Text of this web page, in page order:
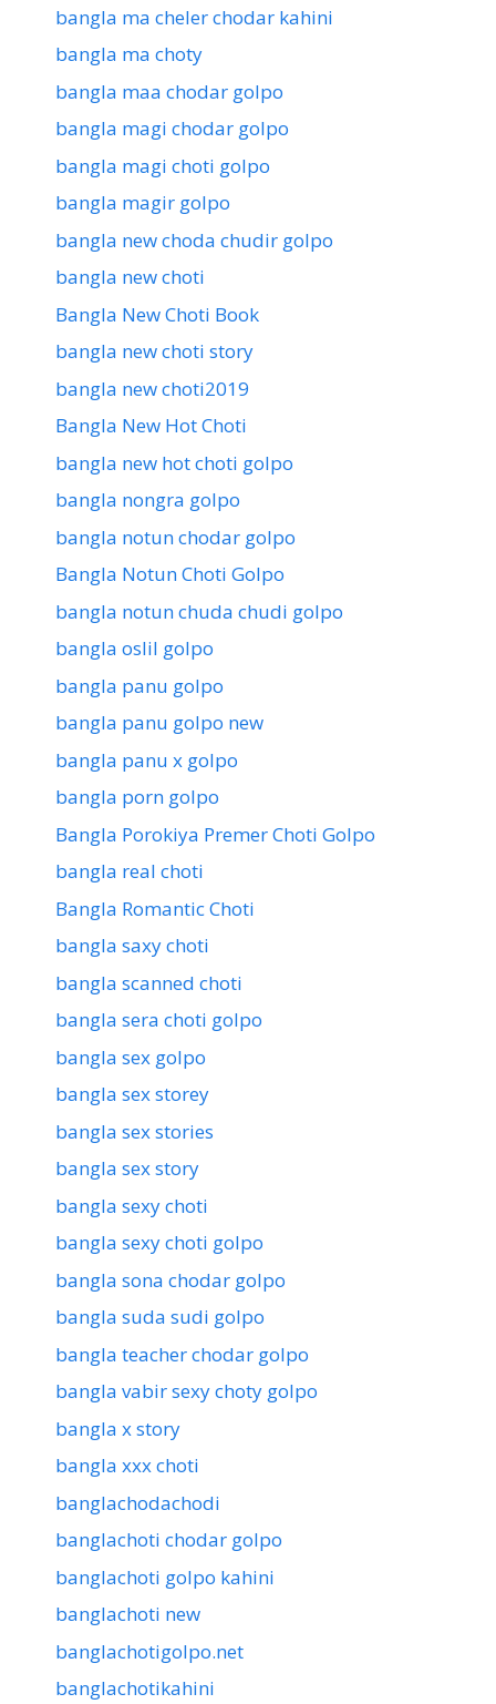
bangla ma cheler chodar kahini
bangla ma choty
bangla maa chodar golpo
bangla magi chodar golpo
bangla magi choti golpo
bangla magir golpo
bangla new choda chudir golpo
bangla new choti
Bangla New Choti Book
bangla new choti story
bangla new choti2019
Bangla New Hot Choti
bangla new hot choti golpo
bangla nongra golpo
bangla notun chodar golpo
Bangla Notun Choti Golpo
bangla notun chuda chudi golpo
bangla oslil golpo
bangla panu golpo
bangla panu golpo new
bangla panu x golpo
bangla porn golpo
Bangla Porokiya Premer Choti Golpo
bangla real choti
Bangla Romantic Choti
bangla saxy choti
bangla scanned choti
bangla sera choti golpo
bangla sex golpo
bangla sex storey
bangla sex stories
bangla sex story
bangla sexy choti
bangla sexy choti golpo
bangla sona chodar golpo
bangla suda sudi golpo
bangla teacher chodar golpo
bangla vabir sexy choty golpo
bangla x story
bangla xxx choti
banglachodachodi
banglachoti chodar golpo
banglachoti golpo kahini
banglachoti new
banglachotigolpo.net
banglachotikahini